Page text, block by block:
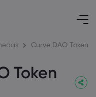
Curve DAO Token
Token